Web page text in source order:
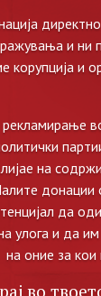
и ни
корупција и
на
донации
да
улога и да им
оние за кои
во